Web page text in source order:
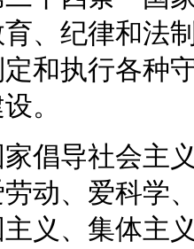
、纪律和法
和执行各种
。
家倡导社会主
劳动、爱科学
主义、集体主